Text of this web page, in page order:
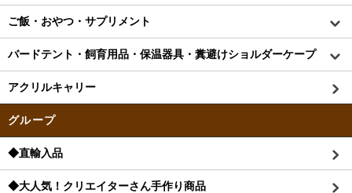
ご飯・おやつ・サプリメント
バードテント・飼育用品・保温器具・糞避けショルダーケープ
アクリルキャリー
グループ
◆直輸入品
◆大人気！クリエイターさん手作り商品